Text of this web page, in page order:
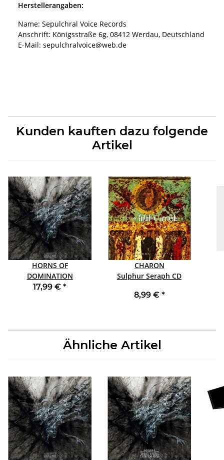
Herstellerangaben:
Name: Sepulchral Voice Records
Anschrift: Königsstraße 6g, 08412 Werdau, Deutschland
E-Mail: sepulchralvoice@web.de
Kunden kauften dazu folgende
Artikel
HORNS OF
DOMINATION
Where Voices Leave No
17,99 € *
CHARON
Sulphur Seraph CD
8,99 € *
Ähnliche Artikel